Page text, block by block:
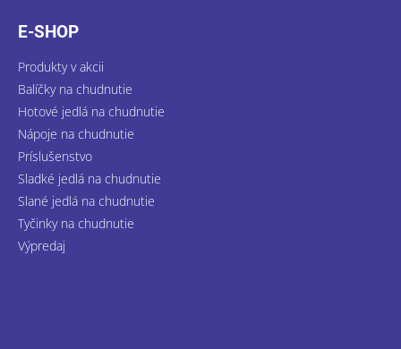
E-SHOP
Produkty v akcii
Balíčky na chudnutie
Hotové jedlá na chudnutie
Nápoje na chudnutie
Príslušenstvo
Sladké jedlá na chudnutie
Slané jedlá na chudnutie
Tyčinky na chudnutie
Výpredaj